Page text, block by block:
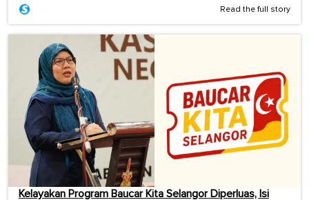
Read the full story
Kelayakan Program Baucar Kita Selangor Diperluas, Isi